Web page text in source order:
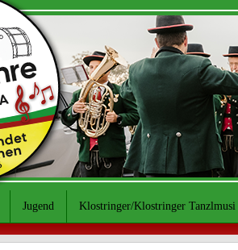
Jugend Klostringer/Klostringer Tanzlmusi